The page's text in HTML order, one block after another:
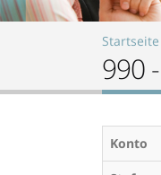
Startseite
990
Konto